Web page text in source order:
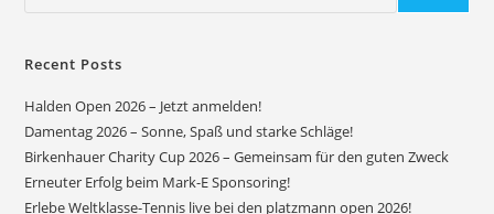
Recent Posts
Halden Open 2026 – Jetzt anmelden!
Damentag 2026 – Sonne, Spaß und starke Schläge!
Birkenhauer Charity Cup 2026 – Gemeinsam für den guten Zweck
Erneuter Erfolg beim Mark-E Sponsoring!
Erlebe Weltklasse-Tennis live bei den platzmann open 2026!